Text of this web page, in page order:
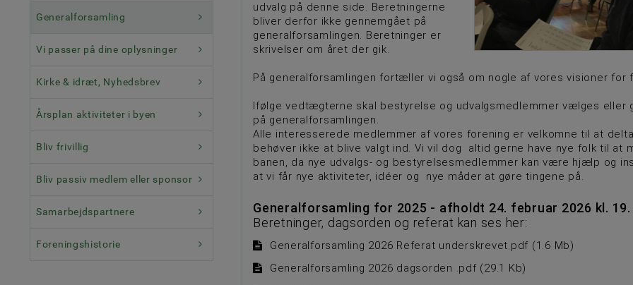
Generalforsamling
Vi passer på dine oplysninger
Kirke & idræt, Nyhedsbrev
Årsplan aktiviteter i byen
Bliv frivillig
Bliv passiv medlem eller sponsor
Samarbejdspartnere
Foreningshistorie
udvalg på denne side. Beretningerne
bliver derfor ikke gennemgået på
generalforsamlingen. Beretninger er
skrivelser om året der gik.
På generalforsamlingen fortæller vi også om nogle af vores visioner for
Ifølge vedtægterne skal bestyrelse og udvalgsmedlemmer vælges eller
på generalforsamlingen.
Alle interesserede medlemmer af vores forening er velkomne til at
behøver ikke at blive valgt ind. Vi vil dog altid gerne have nye folk til at
banen, da nye udvalgs- og bestyrelsesmedlemmer kan være hjælp og
at vi får nye aktiviteter, idéer og nye måder at gøre tingene på.
Generalforsamling for 2025 - afholdt 24. februar 2026 kl. 19.
Beretninger, dagsorden og referat kan ses her:
Generalforsamling 2026 Referat underskrevet.pdf (1.6 Mb)
Generalforsamling 2026 dagsorden .pdf(29.1 Kb)